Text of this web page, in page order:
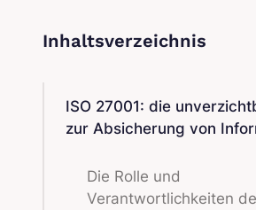
ISO 27001: die
zur Absicherung von
Die Rolle und
Verantwortlichkeiten